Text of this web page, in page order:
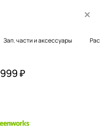
Зап. части и аксессуары
999 ₽